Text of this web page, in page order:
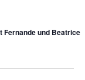
Fernande und Beatrice